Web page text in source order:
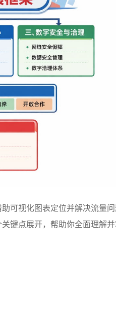
可视化图表定位并解决流量
键点展开，帮助你全面理解